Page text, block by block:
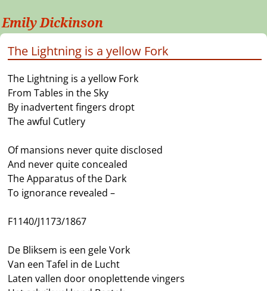
Emily Dickinson
The Lightning is a yellow Fork
The Lightning is a yellow Fork
From Tables in the Sky
By inadvertent fingers dropt
The awful Cutlery
Of mansions never quite disclosed
And never quite concealed
The Apparatus of the Dark
To ignorance revealed –
F1140/J1173/1867
De Bliksem is een gele Vork
Van een Tafel in de Lucht
Laten vallen door onoplettende vingers